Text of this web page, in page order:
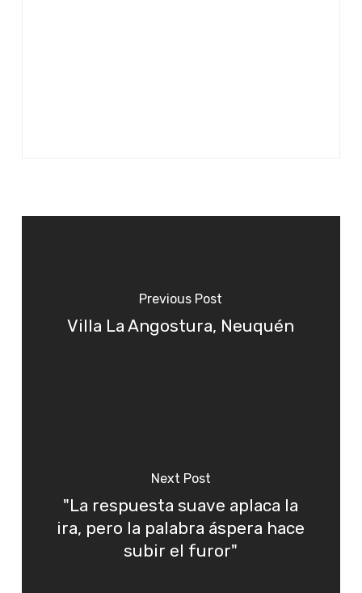
Previous Post
Villa La Angostura, Neuquén
Next Post
"La respuesta suave aplaca la
ira, pero la palabra áspera hace
subir el furor"